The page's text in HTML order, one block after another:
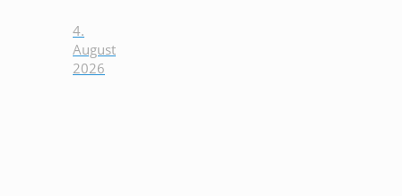
4.
August
2026